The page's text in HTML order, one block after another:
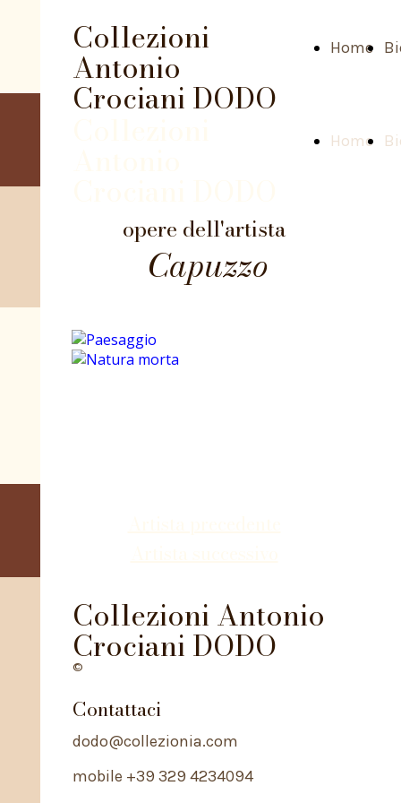
Collezioni
Antonio
Crociani DODO
Home
Home
opere dell'artista
Capuzzo
Collezioni Antonio
Crociani DODO
Contattaci
dodo@collezionia.com
©
mobile +39 329 4234094